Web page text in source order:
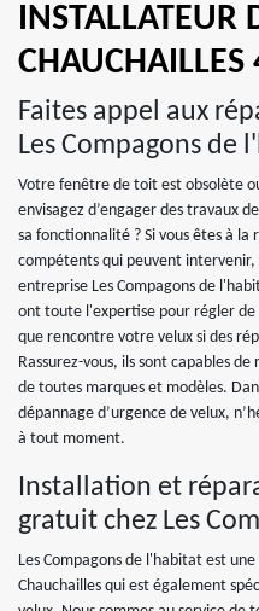
INSTALLATEUR
Faites appel aux
Les Compagons de
Votre fenêtre de toit est obsolète
envisagez d’engager des travaux
sa fonctionnalité ? Si vous êtes à
compétents qui peuvent intervenir,
entreprise Les Compagons de
ont toute l'expertise pour régler
que rencontre votre velux si des
Rassurez-vous, ils sont capables
de toutes marques et modèles.
dépannage d’urgence de velux,
à tout moment.
Installation et
gratuit chez Les
Les Compagons de l'habitat est
Chauchailles qui est également